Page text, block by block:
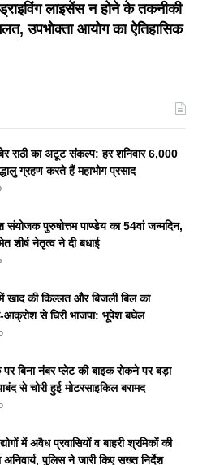
लाइसेंस न होने के तकनीकी
उपभोक्ता आयोग का ऐतिहासिक
राठी का अटूट संकल्प: हर शनिवार 6,000
ग्रहण करते हैं महाभोग प्रसाद
संयोजक पुरुषोत्तम पाण्डेय का 54वां जन्मदिन,
शीर्ष नेतृत्व ने दी बधाई
खाद की किल्लत और बिजली बिल का
से घिरी भाजपा: भूपेश बघेल
बिना नंबर प्लेट की बाइक रोकने पर बड़ा
से चोरी हुई मोटरसाइकिल बरामद
में अवैध प्रवासियों व बाहरी श्रमिकों की
अनिवार्य, पुलिस ने जारी किए सख्त निर्देश